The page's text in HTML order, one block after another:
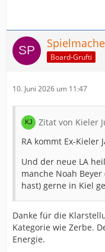
Board-Grufti
10. Juni 2026 um 11:47
Zitat von Kieler
RA kommt Ex-Kieler
Und der neue LA
manche Noah
hast) gerne in Kiel
Danke für die
Kategorie wie Zerbe.
Energie.